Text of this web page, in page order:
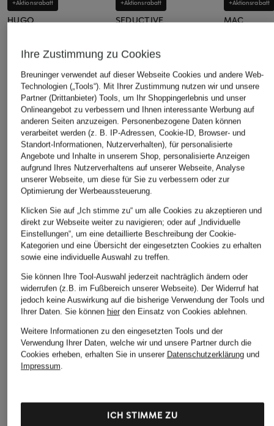
+Aktionsrabatt
HUGO
HASEMONI
Bestpreis:125,99 €
Ursprünglich:229 €
+Aktionsrabatt
SEDUCTIVE
139,99 €
Bestpreis:
118,99 €
Ursprünglich:169,95 €
+Aktionsrabatt
MAC
Bestpreis:
Ursprünglich:
ÄHNLICHE ARTIKEL ENTDECKEN
Ihre Zustimmung zu Cookies
Breuninger verwendet auf dieser Webseite Cookies und andere Web-
Technologien („Tools“). Mit Ihrer Zustimmung nutzen wir und unsere
Partner (Drittanbieter) Tools, um Ihr Shoppingerlebnis und unser
Onlineangebot zu verbessern und Ihnen interessante Werbung auf
anderen Seiten anzuzeigen. Personenbezogene Daten können
verarbeitet werden (z. B. IP-Adressen, Cookie-ID, Browser- und
Standort-Informationen, Nutzerverhalten), für personalisierte
Angebote und Inhalte in unserem Shop, personalisierte Anzeigen
aufgrund Ihres Nutzerverhaltens auf unserer Webseite, Analyse
unserer Webseite, um diese für Sie zu verbessern oder zur
Optimierung der Werbeaussteuerung.
Klicken Sie auf „Ich stimme zu“ um alle Cookies zu akzeptieren und
direkt zur Webseite weiter zu navigieren; oder auf „Individuelle
Einstellungen“, um eine detaillierte Beschreibung der Cookie-
Kategorien und eine Übersicht der eingesetzten Cookies zu erhalten
sowie eine individuelle Auswahl zu treffen.
Sie können Ihre Tool-Auswahl jederzeit nachträglich ändern oder
widerrufen (z.B. im Fußbereich unserer Webseite). Der Widerruf hat
jedoch keine Auswirkung auf die bisherige Verwendung der Tools und
Ihrer Daten. Sie können hierden Einsatz von Cookies ablehnen.
Weitere Informationen zu den eingesetzten Tools und der
Verwendung Ihrer Daten, welche wir und unsere Partner durch die
Cookies erheben, erhalten Sie in unserer Datenschutzerklärungund
Impressum.
ICH STIMME ZU